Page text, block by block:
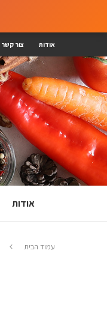
אודות צור קשר
אודות
עמוד הבית